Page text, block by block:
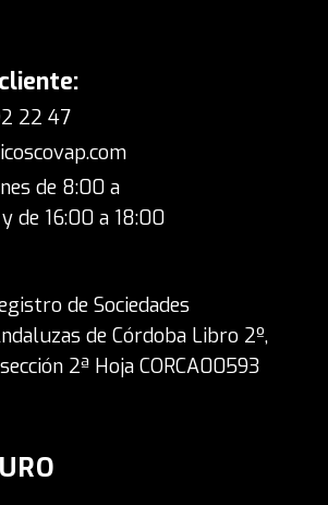
22 47
de 8:00 a
de 16:00 a 18:00
de Sociedades
de Córdoba Libro 2º,
2ª Hoja CORCA00593